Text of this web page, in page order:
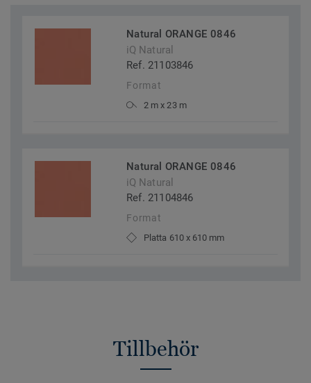
Natural ORANGE 0846
iQ Natural
Ref. 21103846
Format
2 m x 23 m
Natural ORANGE 0846
iQ Natural
Ref. 21104846
Format
Platta 610 x 610 mm
Tillbehör